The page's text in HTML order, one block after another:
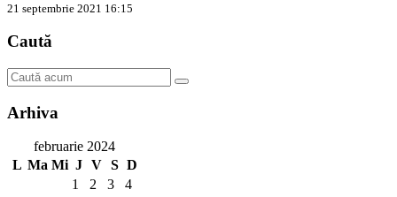
21 septembrie 2021 16:15
Caută
Arhiva
februarie 2024
L Ma Mi J V S D
1
2 3
4